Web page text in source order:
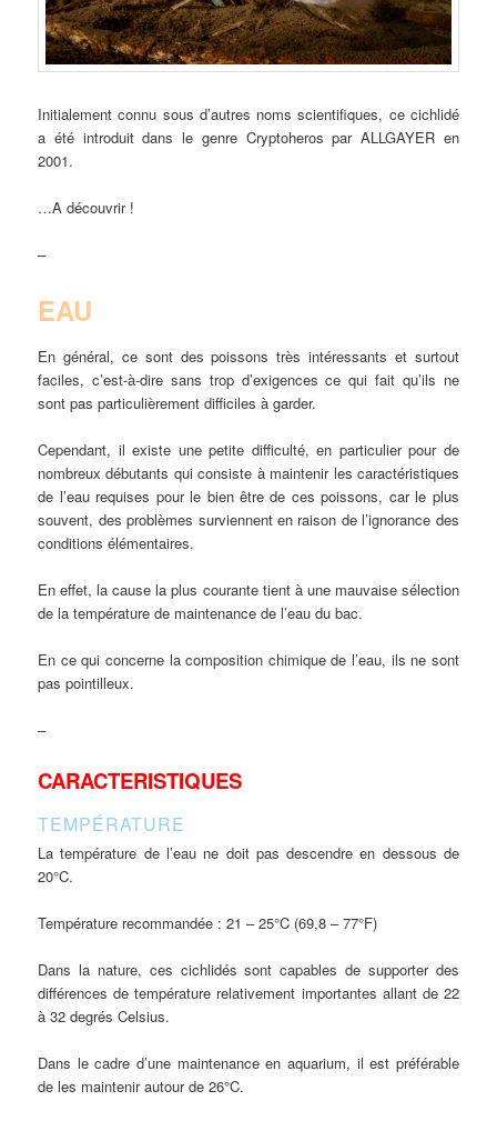
Initialement connu sous d’autres noms scientifiques, ce cichlidé
a été introduit dans le genre Cryptoheros par ALLGAYER en
2001.
…A découvrir !
–
EAU
En général, ce sont des poissons très intéressants et surtout
faciles, c’est-à-dire sans trop d’exigences ce qui fait qu’ils ne
sont pas particulièrement difficiles à garder.
Cependant, il existe une petite difficulté, en particulier pour de
nombreux débutants qui consiste à maintenir les caractéristiques
de l’eau requises pour le bien être de ces poissons, car le plus
souvent, des problèmes surviennent en raison de l’ignorance des
conditions élémentaires.
En effet, la cause la plus courante tient à une mauvaise sélection
de la température de maintenance de l’eau du bac.
En ce qui concerne la composition chimique de l’eau, ils ne sont
pas pointilleux.
–
CARACTERISTIQUES
TEMPÉRATURE
La température de l’eau ne doit pas descendre en dessous de
20°C.
Température recommandée : 21 – 25°C (69,8 – 77°F)
Dans la nature, ces cichlidés sont capables de supporter des
différences de température relativement importantes allant de 22
à 32 degrés Celsius.
Dans le cadre d’une maintenance en aquarium, il est préférable
de les maintenir autour de 26°C.